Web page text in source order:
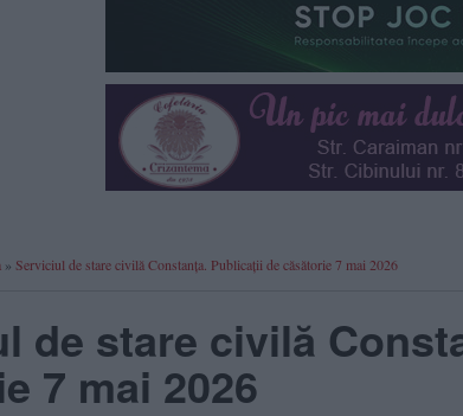
» Serviciul de stare civilă Constanţa. Publicaţii de căsătorie 7 mai 2026
de stare civilă
7 mai 2026